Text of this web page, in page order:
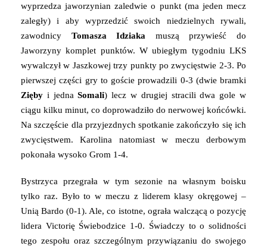
wyprzedza jaworzynian zaledwie o punkt (ma jeden mecz
zaległy) i aby wyprzedzić swoich niedzielnych rywali,
zawodnicy Tomasza Idziaka muszą przywieść do
Jaworzyny komplet punktów. W ubiegłym tygodniu LKS
wywalczył w Jaszkowej trzy punkty po zwycięstwie 2-3. Po
pierwszej części gry to goście prowadzili 0-3 (dwie bramki
Zięby i jednaSomali) lecz w drugiej stracili dwa gole w
ciągu kilku minut, co doprowadziło do nerwowej końcówki.
Na szczęście dla przyjezdnych spotkanie zakończyło się ich
zwycięstwem. Karolina natomiast w meczu derbowym
pokonała wysoko Grom 1-4.
Bystrzyca przegrała w tym sezonie na własnym boisku
tylko raz. Było to w meczu z liderem klasy okręgowej –
Unią Bardo (0-1). Ale, co istotne, ograła walczącą o pozycję
lidera Victorię Świebodzice 1-0. Świadczy to o solidności
tego zespołu oraz szczególnym przywiązaniu do swojego